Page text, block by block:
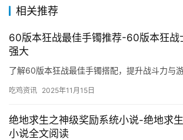
相关推荐
60版本狂战最佳手镯推荐-60版本狂战
强大
了解60版本狂战最佳手镯搭配，提升战斗力与游
吃鸡资讯 2025年11月15日
绝地求生之神级奖励系统小说-绝地求
小说全文阅读